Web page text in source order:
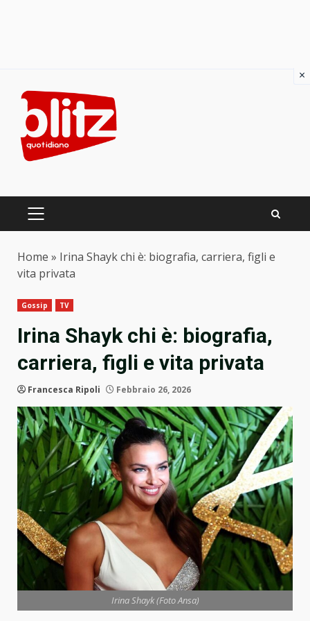
content
PRIMARY
Home » Irina Shayk chi è: biografia, carriera, figli e
vita privata
Gossip TV
Irina Shayk chi è: biografia,
carriera, figli e vita privata
Francesca Ripoli Febbraio 26, 2026
Irina Shayk (Foto Ansa)
×